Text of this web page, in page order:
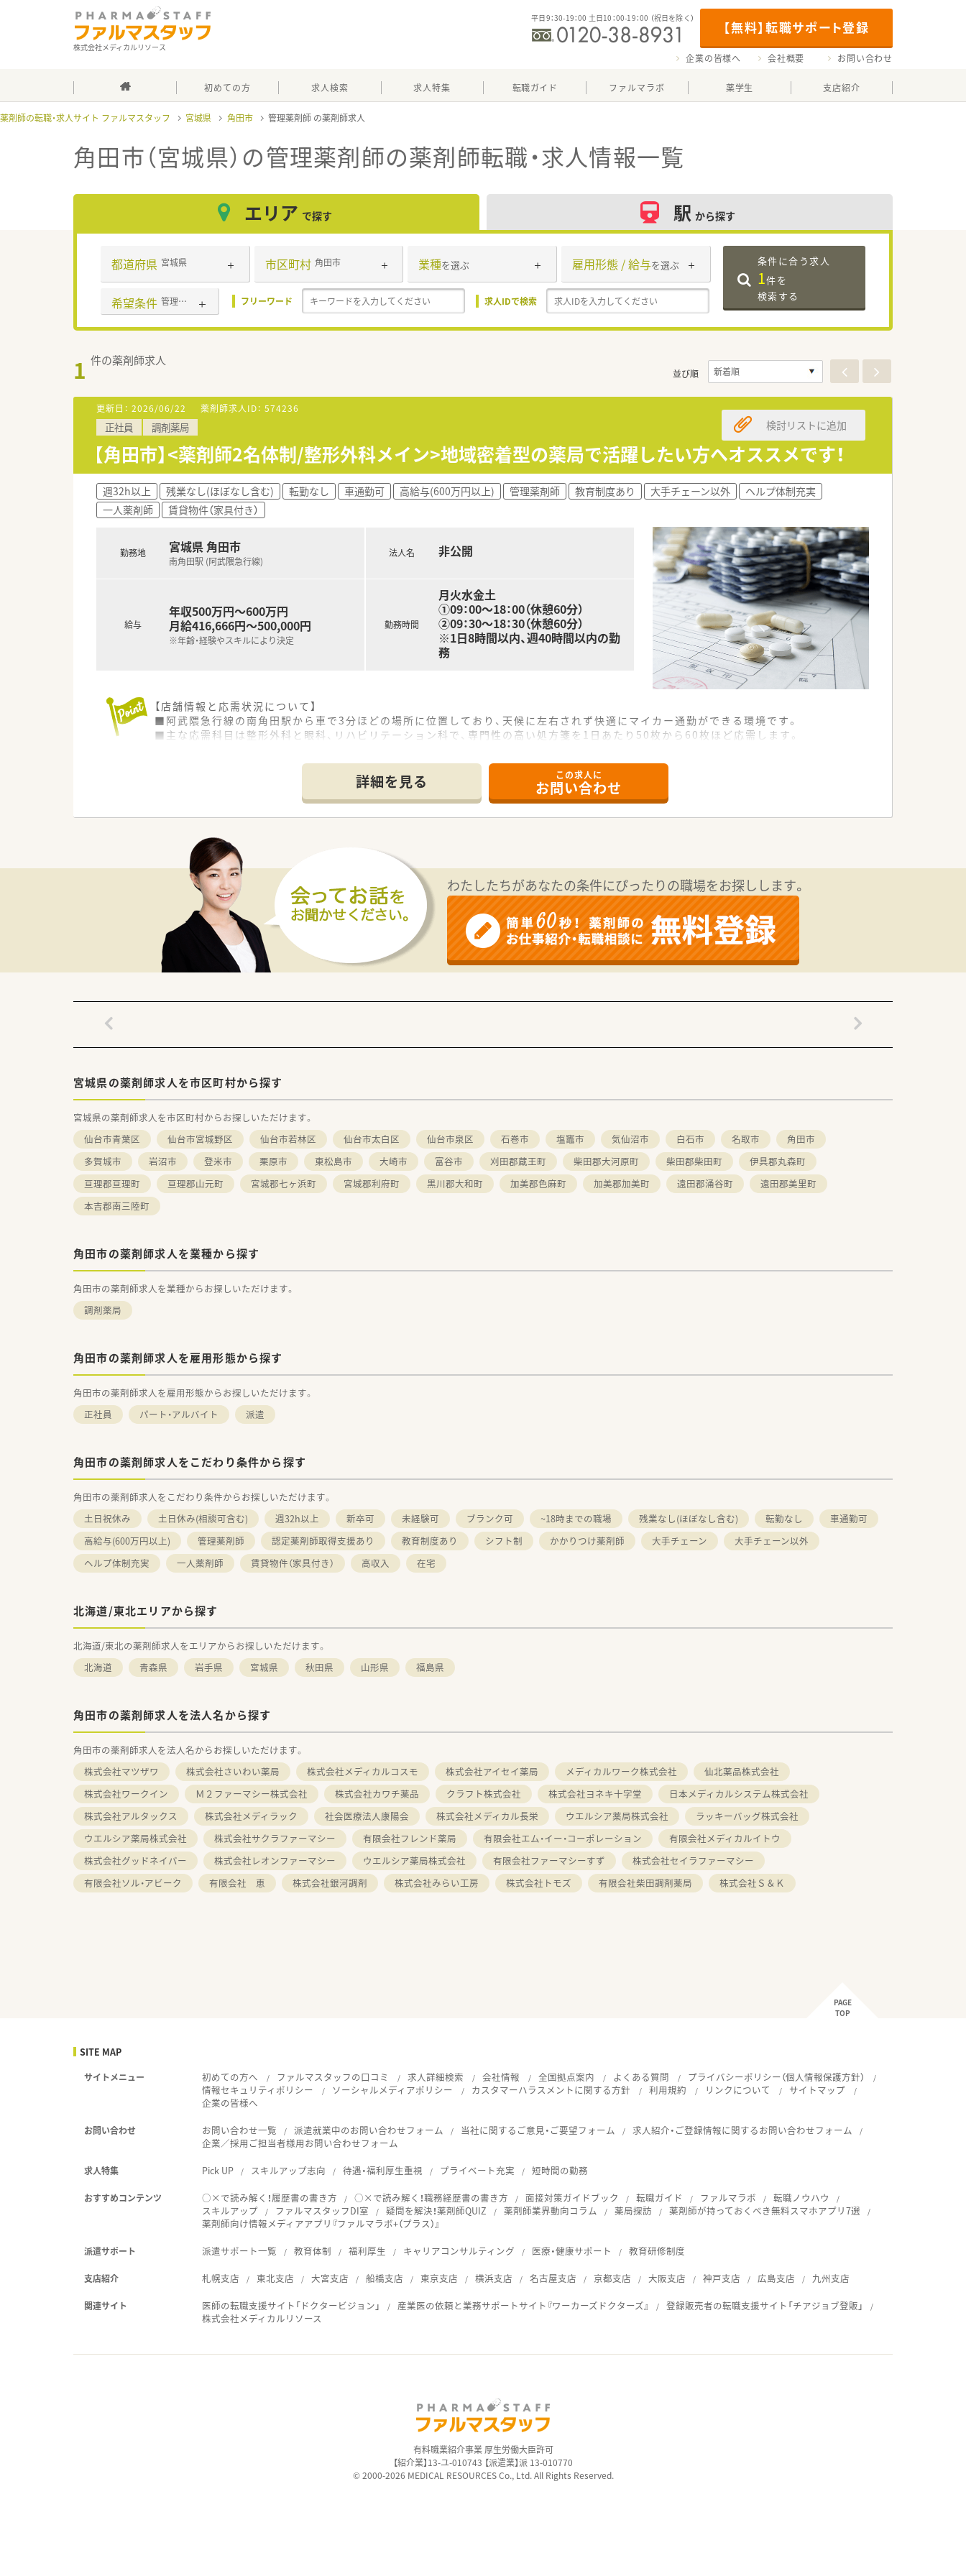
株式会社メディカルリソース
【無料】転職サポート登録
平日9：30-19：00 土日10：00-19：00 （祝日を除く）
企業の皆様へ 会社概要 お問い合わせ
初めての方 求人検索 求人特集 転職ガイド ファルマラボ 薬学生 支店紹介
薬剤師の転職・求人サイト ファルマスタッフ 宮城県 角田市 管理薬剤師
角田市（宮城県）の管理薬剤師の薬剤師転職・求人情報一覧
エリア で探す 駅 から探す
都道府県 宮城県 市区町村 角田市 業種を選ぶ 雇用形態 / 給与を選ぶ
希望条件 管理薬剤師 フリーワード 求人IDで検索
条件に合う求人
1件を
検索する
1 件の薬剤師求人
並び順
更新日： 2026/06/22 薬剤師求人ID： 574236
正社員 調剤薬局
【角田市】<薬剤師2名体制/整形外科メイン>地域密着型の薬局で活躍したい方へオススメです！
検討リストに追加
週32h以上 残業なし(ほぼなし含む) 転勤なし 車通勤可 高給与(600万円以上) 管理薬剤師 教育制度あり 大手チェーン以外
ヘルプ体制充実
一人薬剤師
賃貸物件（家具付き）
勤務地 宮城県 角田市
南角田駅 (阿武隈急行線)
給与
年収500万円～600万円
月給416,666円～500,000円
※年齢・経験やスキルにより決定
法人名 非公開
勤務時間
月火水金土
①09：00～18：00（休憩60分）
②09：30～18：30（休憩60分）
※1日8時間以内、週40時間以内の勤
務
【店舗情報と応需状況について】
■阿武隈急行線の南角田駅から車で3分ほどの場所に位置しており、天候に左右されず快適にマイカー通勤ができる環境です。
■主な応需科目は整形外科と眼科、リハビリテーション科で、専門性の高い処方箋を1日あたり50枚から60枚ほど応需します。
■経営者と現場で働くスタッフとの距離が非常に近く、日頃から風通しの良い環境の中で働くことができるのが魅力です。
■前者の平均年齢が35．6歳と比較的若く、社員間の食事会や社員旅行など、横のつながりも大事にする社風です。
■常勤薬剤師と事務スタッフが互いに協力し合える体制であり、積極的に意見を出し合いながら店舗運営に関われます。
【想定されるキャリアイメージ】
■実務経験を活かしながら店舗の管理業務に携わることで、薬局運営やマネジメントに関するスキルを磨くことができます。
■在宅やかかりつけ薬剤師としての経験を積むことで、地域医療に深く貢献できる質の高い薬剤師へと成長が可能です。
■将来、管理薬剤師やエリアマネージャーなどキャリアアップができる環境です。チャレンジ思考のある方にもおすすめの企業です。
【法人特徴について】
■グループ法人含めて宮城県と山形県に12店舗を展開しています。今後もドミナント展開で店舗を増やしていくお考えです。
■門前に開業するドクターは若い方が多く、将来性のある経営を目指しています。在宅医療にも積極的で、チャレンジできる環境が整っ
ています。
詳細を見る この求人に
お問い合わせ
わたしたちがあなたの条件にぴったりの職場をお探しします。
宮城県の薬剤師求人を市区町村から探す
宮城県の薬剤師求人を市区町村からお探しいただけます。
仙台市青葉区
仙台市宮城野区 仙台市若林区 仙台市太白区 仙台市泉区 石巻市 塩竈市 気仙沼市 白石市 名取市
角田市
多賀城市
岩沼市 登米市 栗原市 東松島市 大崎市 富谷市 刈田郡蔵王町 柴田郡大河原町 柴田郡柴田町
伊具郡丸森町
亘理郡亘理町
亘理郡山元町 宮城郡七ヶ浜町 宮城郡利府町 黒川郡大和町 加美郡色麻町 加美郡加美町 遠田郡涌谷町
遠田郡美里町
本吉郡南三陸町
角田市の薬剤師求人を業種から探す
角田市の薬剤師求人を業種からお探しいただけます。
調剤薬局
角田市の薬剤師求人を雇用形態から探す
角田市の薬剤師求人を雇用形態からお探しいただけます。
正社員
パート・アルバイト 派遣
角田市の薬剤師求人をこだわり条件から探す
角田市の薬剤師求人をこだわり条件からお探しいただけます。
土日祝休み
土日休み(相談可含む) 週32h以上 新卒可 未経験可 ブランク可 ~18時までの職場 残業なし(ほぼなし含む) 転勤なし
車通勤可
高給与(600万円以上)
管理薬剤師 認定薬剤師取得支援あり 教育制度あり シフト制 かかりつけ薬剤師 大手チェーン
大手チェーン以外
ヘルプ体制充実
一人薬剤師 賃貸物件（家具付き） 高収入 在宅
北海道/東北エリアから探す
北海道/東北の薬剤師求人をエリアからお探しいただけます。
北海道
青森県 岩手県 宮城県 秋田県 山形県 福島県
角田市の薬剤師求人を法人名から探す
角田市の薬剤師求人を法人名からお探しいただけます。
株式会社マツザワ
株式会社さいわい薬局 株式会社メディカルコスモ 株式会社アイセイ薬局 メディカルワーク株式会社
仙北薬品株式会社
株式会社ワークイン
Ｍ２ファーマシー株式会社 株式会社カワチ薬品 クラフト株式会社 株式会社ヨネキ十字堂
日本メディカルシステム株式会社
株式会社アルタックス
株式会社メディラック 社会医療法人康陽会 株式会社メディカル長栄 ウエルシア薬局株式会社
ラッキーバッグ株式会社
ウエルシア薬局株式会社
株式会社サクラファーマシー 有限会社フレンド薬局 有限会社エム・イー・コーポレーション
有限会社メディカルイトウ
株式会社グッドネイバー
株式会社レオンファーマシー ウエルシア薬局株式会社 有限会社ファーマシーすず
株式会社セイラファーマシー
有限会社ソル・アビーク
有限会社 恵 株式会社銀河調剤 株式会社みらい工房 株式会社トモズ 有限会社柴田調剤薬局 株式会社Ｓ＆Ｋ
PAGE
TOP
SITE MAP
サイトメニュー 初めての方へ ファルマスタッフの口コミ 求人詳細検索 会社情報 全国拠点案内 よくある質問
プライバシーポリシー（個人情報保護方針）
情報セキュリティポリシー
ソーシャルメディアポリシー カスタマーハラスメントに関する方針 利用規約 リンクについて
サイトマップ
企業の皆様へ
お問い合わせ お問い合わせ一覧 派遣就業中のお問い合わせフォーム 当社に関するご意見・ご要望フォーム
求人紹介・ご登録情報に関するお問い合わせフォーム
企業／採用ご担当者様用お問い合わせフォーム
求人特集 Pick UP スキルアップ志向 待遇・福利厚生重視 プライベート充実 短時間の勤務
おすすめコンテンツ ○×で読み解く！履歴書の書き方 ○×で読み解く！職務経歴書の書き方 面接対策ガイドブック 転職ガイド ファルマラボ
転職ノウハウ
スキルアップ
ファルマスタッフDI室 疑問を解決！薬剤師QUIZ 薬剤師業界動向コラム 薬局探訪
薬剤師が持っておくべき無料スマホアプリ7選
薬剤師向け情報メディアアプリ『ファルマラボ+（プラス）』
派遣サポート 派遣サポート一覧 教育体制 福利厚生 キャリアコンサルティング 医療・健康サポート 教育研修制度
支店紹介 札幌支店 東北支店 大宮支店 船橋支店 東京支店 横浜支店 名古屋支店 京都支店 大阪支店 神戸支店 広島支店 九州支店
関連サイト 医師の転職支援サイト「ドクタービジョン」 産業医の依頼と業務サポートサイト『ワーカーズドクターズ』
登録販売者の転職支援サイト「チアジョブ登販」
株式会社メディカルリソース
有料職業紹介事業 厚生労働大臣許可
【紹介業】13-ユ-010743 【派遣業】派 13-010770
© 2000-2026 MEDICAL RESOURCES Co., Ltd. All Rights Reserved.